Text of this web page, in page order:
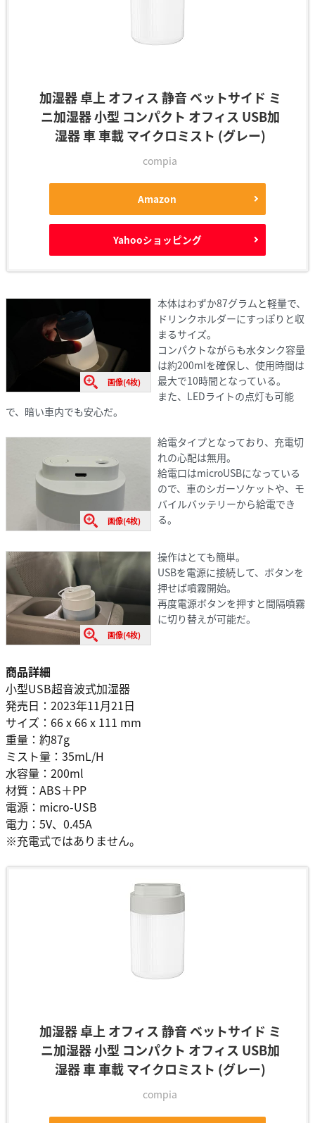
加湿器 卓上 オフィス 静音 ベットサイド ミ
ニ加湿器 小型 コンパクト オフィス USB加
湿器 車 車載 マイクロミスト (グレー)
compia
Amazon
Yahooショッピング
画像(4枚)
本体はわずか87グラムと軽量で、
ドリンクホルダーにすっぽりと収
まるサイズ。
コンパクトながらも水タンク容量
は約200mlを確保し、使用時間は
最大で10時間となっている。
また、LEDライトの点灯も可能
で、暗い車内でも安心だ。
画像(4枚)
給電タイプとなっており、充電切
れの心配は無用。
給電口はmicroUSBになっている
ので、車のシガーソケットや、モ
バイルバッテリーから給電でき
る。
画像(4枚)
操作はとても簡単。
USBを電源に接続して、ボタンを
押せば噴霧開始。
再度電源ボタンを押すと間隔噴霧
に切り替えが可能だ。
商品詳細
小型USB超音波式加湿器
発売日：2023年11月21日
サイズ：66 x 66 x 111 mm
重量：約87g
ミスト量：35mL/H
水容量：200ml
材質：ABS＋PP
電源：micro-USB
電力：5V、0.45A
※充電式ではありません。
加湿器 卓上 オフィス 静音 ベットサイド ミ
ニ加湿器 小型 コンパクト オフィス USB加
湿器 車 車載 マイクロミスト (グレー)
compia